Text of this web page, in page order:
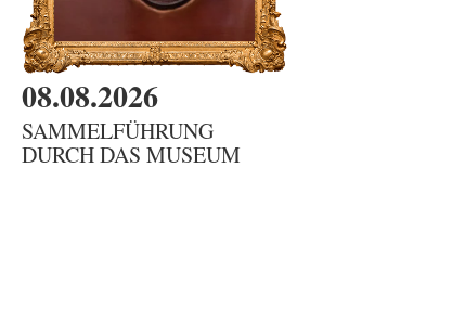
08.08.2026
SAMMELFÜHRUNG
DURCH DAS MUSEUM